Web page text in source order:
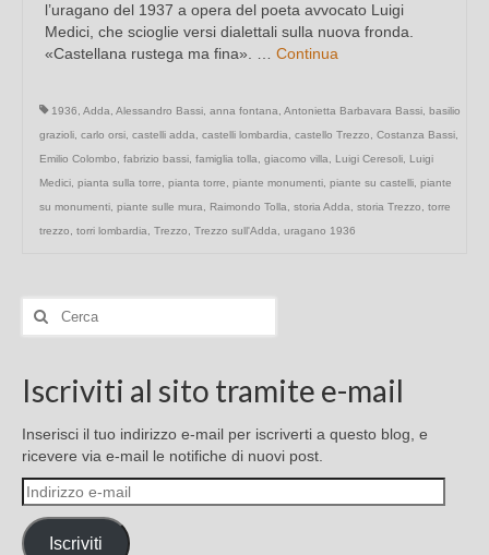
l’uragano del 1937 a opera del poeta avvocato Luigi
Medici, che scioglie versi dialettali sulla nuova fronda.
«Castellana rustega ma fina». … Continua
1936 Adda Alessandro Bassi anna fontana Antonietta Barbavara Bassi basilio
grazioli carlo orsi castelli adda castelli lombardia castello Trezzo Costanza Bassi
Emilio Colombo
fabrizio bassi famiglia tolla giacomo villa Luigi Ceresoli
Luigi
Medici pianta sulla torre pianta torre piante monumenti piante su castelli piante
su monumenti piante sulle mura Raimondo Tolla storia Adda storia Trezzo
torre
trezzo
torri lombardia Trezzo Trezzo sull'Adda uragano 1936
Cerca:
Iscriviti al sito tramite e-mail
Inserisci il tuo indirizzo e-mail per iscriverti a questo blog, e
ricevere via e-mail le notifiche di nuovi post.
Indirizzo
e-
mail
Iscriviti